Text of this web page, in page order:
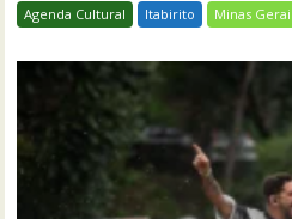
Agenda Cultural Itabirito Minas